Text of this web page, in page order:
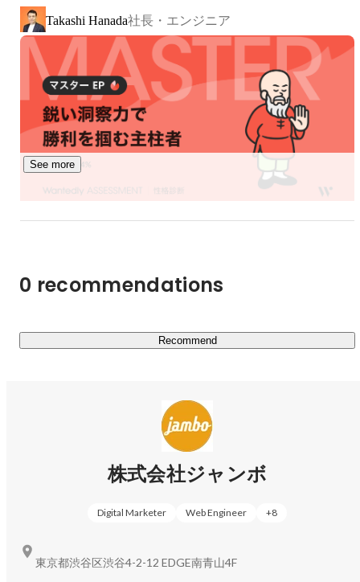
割は分かれながらも、横断的にサービスに関わり、社内で
のキャリアチェンジも柔軟です。
Takashi Hanada社長・エンジニア
yunosuke chinen グローバル事業部／セールスリーダー
See more
0 recommendations
Recommend
株式会社ジャンボ
Digital Marketer Web Engineer +8
東京都渋谷区渋谷4-2-12 EDGE南青山4F